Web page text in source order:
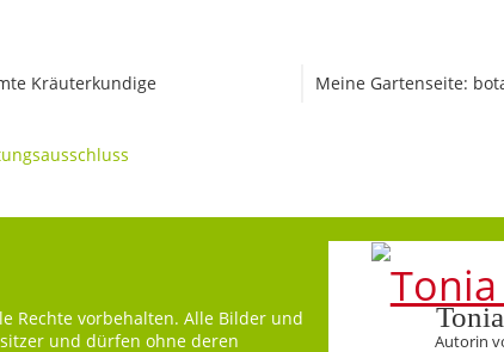
Kräuterkundige Meine Gartenseite:
Autorin
Rechte vorbehalten. Alle Bilder und
und dürfen ohne deren